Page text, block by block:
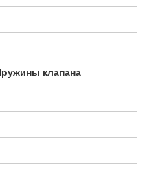
клапана